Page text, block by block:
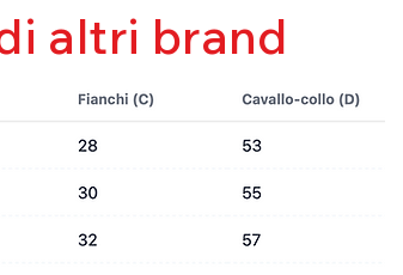
altri brand